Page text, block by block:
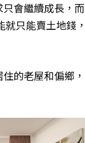
會繼續成長，而
只能賣土地錢，
的老屋和偏鄉，